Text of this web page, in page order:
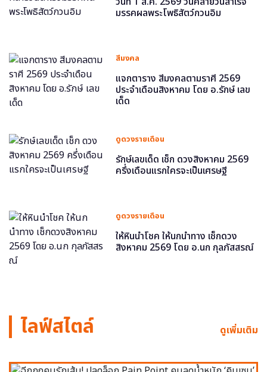
มรรคผลพระโพธิสัตว์กวนอิม
สีมงคล
แจกตาราง สีมงคลตามราศี 2569
ประจำเดือนสิงหาคม โดย อ.รักษ์ เลข
เด็ด
ดูดวงรายเดือน
รักษ์เลขเด็ด เช็ก ดวงสิงหาคม 2569
ครึ่งเดือนแรกใครจะเป็นเศรษฐี
ดูดวงรายเดือน
ให้หินนำโชค ให้นกนำทาง เช็กดวง
สิงหาคม 2569 โดย อ.นก กุลภัสสรณ์
ไลฟ์สไตล์ ดูเพิ่มเติม